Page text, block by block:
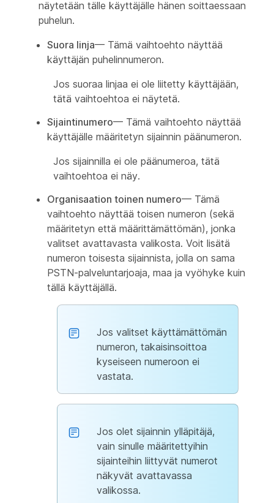
näytetään tälle käyttäjälle hänen soittaessaan
puhelun.
Suora linja— Tämä vaihtoehto näyttää
käyttäjän puhelinnumeron.
Jos suoraa linjaa ei ole liitetty käyttäjään,
tätä vaihtoehtoa ei näytetä.
Sijaintinumero— Tämä vaihtoehto näyttää
käyttäjälle määritetyn sijainnin päänumeron.
Jos sijainnilla ei ole päänumeroa, tätä
vaihtoehtoa ei näy.
Organisaation toinen numero— Tämä
vaihtoehto näyttää toisen numeron (sekä
määritetyn että määrittämättömän), jonka
valitset avattavasta valikosta. Voit lisätä
numeron toisesta sijainnista, jolla on sama
PSTN-palveluntarjoaja, maa ja vyöhyke kuin
tällä käyttäjällä.
Jos valitset käyttämättömän
numeron, takaisinsoittoa
kyseiseen numeroon ei
vastata.
Jos olet sijainnin ylläpitäjä,
vain sinulle määritettyihin
sijainteihin liittyvät numerot
näkyvät avattavassa
valikossa.